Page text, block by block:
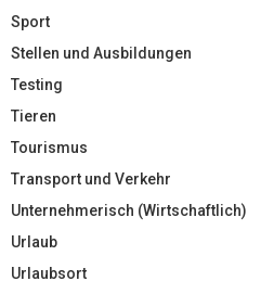
Sport
Stellen und Ausbildungen
Testing
Tieren
Tourismus
Transport und Verkehr
Unternehmerisch (Wirtschaftlich)
Urlaub
Urlaubsort